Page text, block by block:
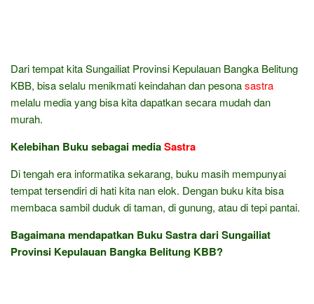
Dari tempat kita Sungailiat Provinsi Kepulauan Bangka Belitung
KBB, bisa selalu menikmati keindahan dan pesonasastra
melalu media yang bisa kita dapatkan secara mudah dan
murah.
Kelebihan Buku sebagai mediaSastra
Di tengah era informatika sekarang, buku masih mempunyai
tempat tersendiri di hati kita nan elok. Dengan buku kita bisa
membaca sambil duduk di taman, di gunung, atau di tepi pantai.
Bagaimana mendapatkan Buku Sastra dari Sungailiat
Provinsi Kepulauan Bangka Belitung KBB?